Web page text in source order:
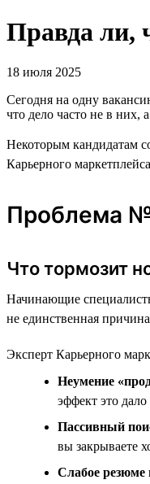
Правда ли,
18 июля 2025
Сегодня на одну
что дело часто не в них,
Некоторым кандидатам
Карьерного
Проблема
Что тормозит
Начинающие
не единственная
Эксперт Карьерного
Неумение
эффект это дало
Пассивный
вы закрываете
Слабое резюме